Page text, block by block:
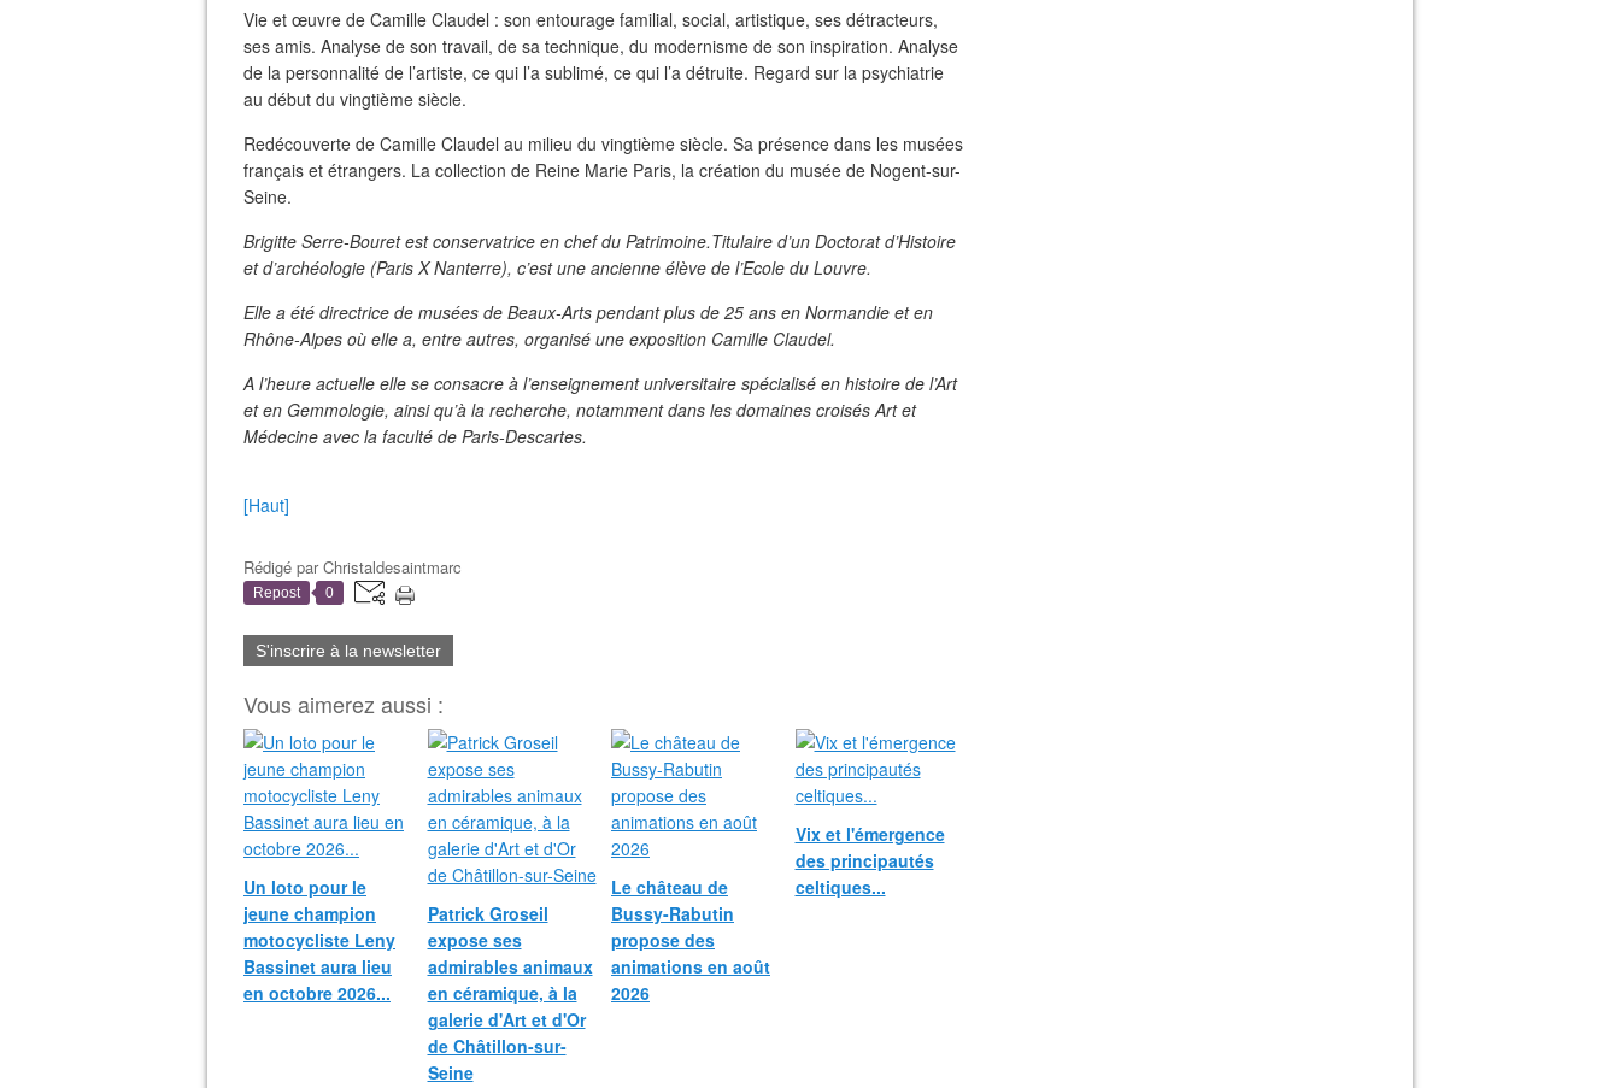
Vie et œuvre de Camille Claudel : son entourage familial, social, artistique, ses détracteurs,
ses amis. Analyse de son travail, de sa technique, du modernisme de son inspiration. Analyse
de la personnalité de l’artiste, ce qui l’a sublimé, ce qui l’a détruite. Regard sur la psychiatrie
au début du vingtième siècle.
Redécouverte de Camille Claudel au milieu du vingtième siècle. Sa présence dans les musées
français et étrangers. La collection de Reine Marie Paris, la création du musée de Nogent-sur-
Seine.
Brigitte Serre-Bouret est conservatrice en chef du Patrimoine.Titulaire d’un Doctorat d’Histoire
et d’archéologie (Paris X Nanterre), c’est une ancienne élève de l’Ecole du Louvre.
Elle a été directrice de musées de Beaux-Arts pendant plus de 25 ans en Normandie et en
Rhône-Alpes où elle a, entre autres, organisé une exposition Camille Claudel.
A l’heure actuelle elle se consacre à l’enseignement universitaire spécialisé en histoire de l’Art
et en Gemmologie, ainsi qu’à la recherche, notamment dans les domaines croisés Art et
Médecine avec la faculté de Paris-Descartes.
[Haut]
Rédigé parChristaldesaintmarc
Repost 0
S'inscrire à la newsletter
Vous aimerez aussi :
Un loto pour le
jeune champion
motocycliste Leny
Bassinet aura lieu
en octobre 2026...
Patrick Groseil
expose ses
admirables animaux
en céramique, à la
galerie d'Art et d'Or
de Châtillon-sur-
Seine
Le château de
Bussy-Rabutin
propose des
animations en août
2026
Vix et l'émergence
des principautés
celtiques...